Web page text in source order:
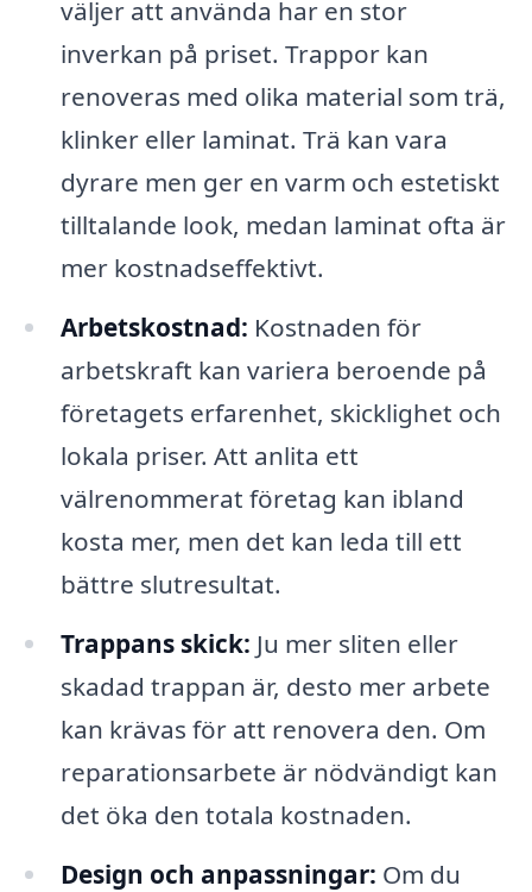
väljer att använda har en stor
inverkan på priset. Trappor kan
renoveras med olika material som trä,
klinker eller laminat. Trä kan vara
dyrare men ger en varm och estetiskt
tilltalande look, medan laminat ofta är
mer kostnadseffektivt.
Arbetskostnad: Kostnaden för
arbetskraft kan variera beroende på
företagets erfarenhet, skicklighet och
lokala priser. Att anlita ett
välrenommerat företag kan ibland
kosta mer, men det kan leda till ett
bättre slutresultat.
Trappans skick: Ju mer sliten eller
skadad trappan är, desto mer arbete
kan krävas för att renovera den. Om
reparationsarbete är nödvändigt kan
det öka den totala kostnaden.
Design och anpassningar: Om du